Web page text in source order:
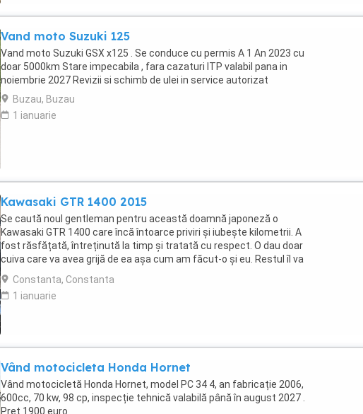
Vand moto Suzuki 125
Vand moto Suzuki GSX x125 . Se conduce cu permis A 1 An 2023 cu
doar 5000km Stare impecabila , fara cazaturi ITP valabil pana in
noiembrie 2027 Revizii si schimb de ulei in service autorizat
Buzau, Buzau
1 ianuarie
Kawasaki GTR 1400 2015
Se caută noul gentleman pentru această doamnă japoneză o
Kawasaki GTR 1400 care încă întoarce priviri și iubește kilometrii. A
fost răsfățată, întreținută la timp și tratată cu respect. O dau doar
cuiva care va avea grijă de ea așa cum am făcut-o și eu. Restul îl va
convinge ea la prima cheie. Vă ...
Constanta, Constanta
1 ianuarie
Vând motocicleta Honda Hornet
Vând motocicletă Honda Hornet, model PC 34 4, an fabricație 2006,
600cc, 70 kw, 98 cp, inspecție tehnică valabilă până în august 2027 .
Preț 1900 euro